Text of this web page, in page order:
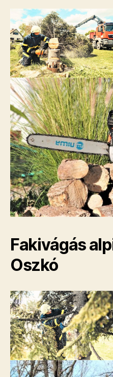
Fakivágás
Oszkó